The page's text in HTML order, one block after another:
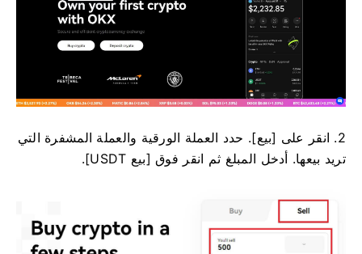
2. انقر على [بيع]. حدد العملة الورقية والعملة المشفرة التي
تريد بيعها. أدخل المبلغ ثم انقر فوق [بيع USDT].